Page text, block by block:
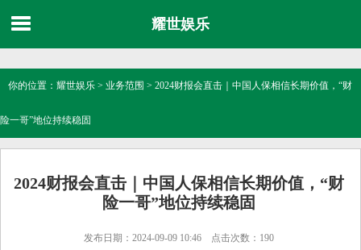
耀世娱乐
你的位置： 耀世娱乐 > 业务范围 > 2024财报会直击｜中国人保相信长期价值，“财
险一哥”地位持续稳固
2024财报会直击｜中国人保相信长期价值，“财
险一哥”地位持续稳固
发布日期：2024-09-09 10:46 点击次数：190